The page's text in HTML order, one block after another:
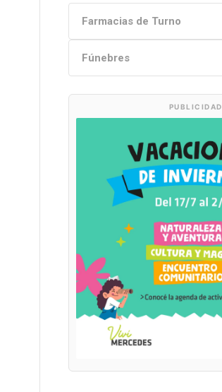
Farmacias de Turno
Fúnebres
PUBLICIDAD